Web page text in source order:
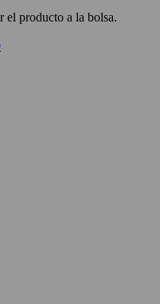
el producto a la bolsa.